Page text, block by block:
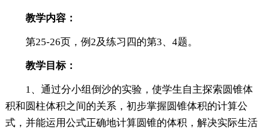
教学内容：
第25-26页，例2及练习四的第3、4题。
教学目标：
1、通过分小组倒沙的实验，使学生自主探索圆锥体
积和圆柱体积之间的关系，初步掌握圆锥体积的计算公
式，并能运用公式正确地计算圆锥的体积，解决实际生活